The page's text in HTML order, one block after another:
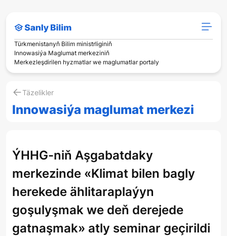
Türkmenistanyň Bilim ministrliginiň
Innowasiýa Maglumat merkeziniň
Merkezleşdirilen hyzmatlar we maglumatlar portaly
Täzelikler
Innowasiýa maglumat merkezi
ÝHHG-niň Aşgabatdaky
merkezinde «Klimat bilen bagly
herekede ählitaraplaýyn
goşulyşmak we deň derejede
gatnaşmak» atly seminar geçirildi